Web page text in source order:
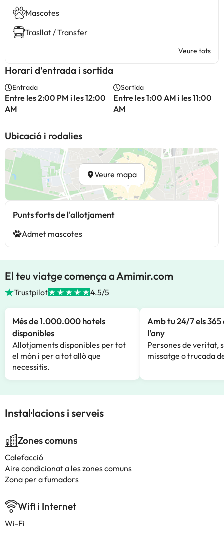
Mascotes
Trasllat / Transfer
Veure tots
Horari d'entrada i sortida
Entrada
Entre les 2:00 PM i les 12:00
AM
Sortida
Entre les 1:00 AM i les 11:00
AM
Ubicació i rodalies
Veure mapa
Punts forts de l'allotjament
Admet mascotes
El teu viatge comença a Amimir.com
Trustpilot 4.5/5
Més de 1.000.000 hotels
disponibles
Allotjaments disponibles per tot
el món i per a tot allò que
necessitis.
Amb tu 24/7 els 365
l'any
Persones de veritat,
missatge o trucada
Instal·lacions i serveis
Zones comuns
Calefacció
Aire condicionat a les zones comuns
Zona per a fumadors
Wifi i Internet
Wi-Fi